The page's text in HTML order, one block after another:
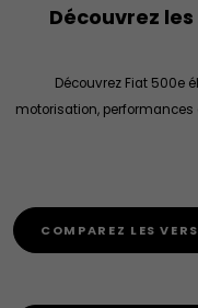
Découvrez
Découvrez Fiat 500e
motorisation,
COMPAREZ LES